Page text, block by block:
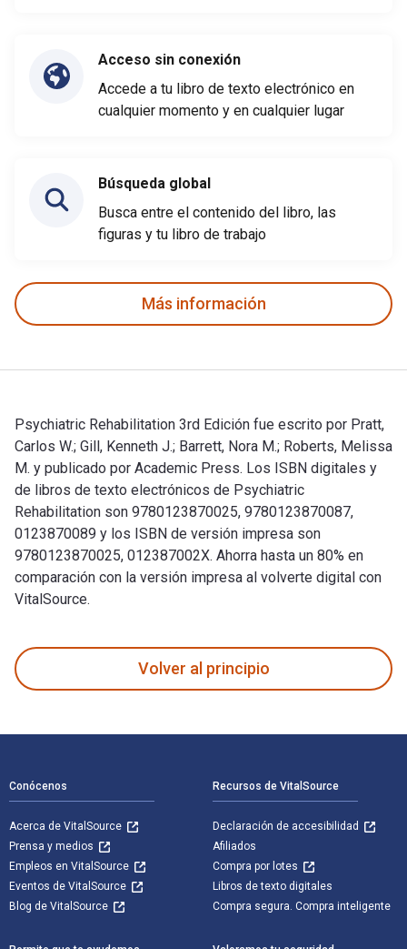
Acceso sin conexión
Accede a tu libro de texto electrónico en
cualquier momento y en cualquier lugar
Búsqueda global
Busca entre el contenido del libro, las
figuras y tu libro de trabajo
Más información
Psychiatric Rehabilitation 3rd Edición fue escrito por Pratt,
Carlos W.; Gill, Kenneth J.; Barrett, Nora M.; Roberts, Melissa
M. y publicado por Academic Press. Los ISBN digitales y
de libros de texto electrónicos de Psychiatric
Rehabilitation son 9780123870025, 9780123870087,
0123870089 y los ISBN de versión impresa son
9780123870025, 012387002X. Ahorra hasta un 80% en
comparación con la versión impresa al volverte digital con
VitalSource.
Volver al principio
Conócenos
Acerca de VitalSource
Prensa y medios
Empleos en VitalSource
Eventos de VitalSource
Blog de VitalSource
Recursos de VitalSource
Declaración de accesibilidad
Afiliados
Compra por lotes
Libros de texto digitales
Compra segura. Compra inteligente